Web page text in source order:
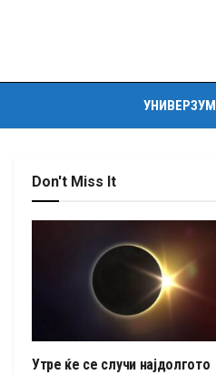
УНИВЕРЗУМ
Don't Miss It
Утре ќе се случи најдолгото